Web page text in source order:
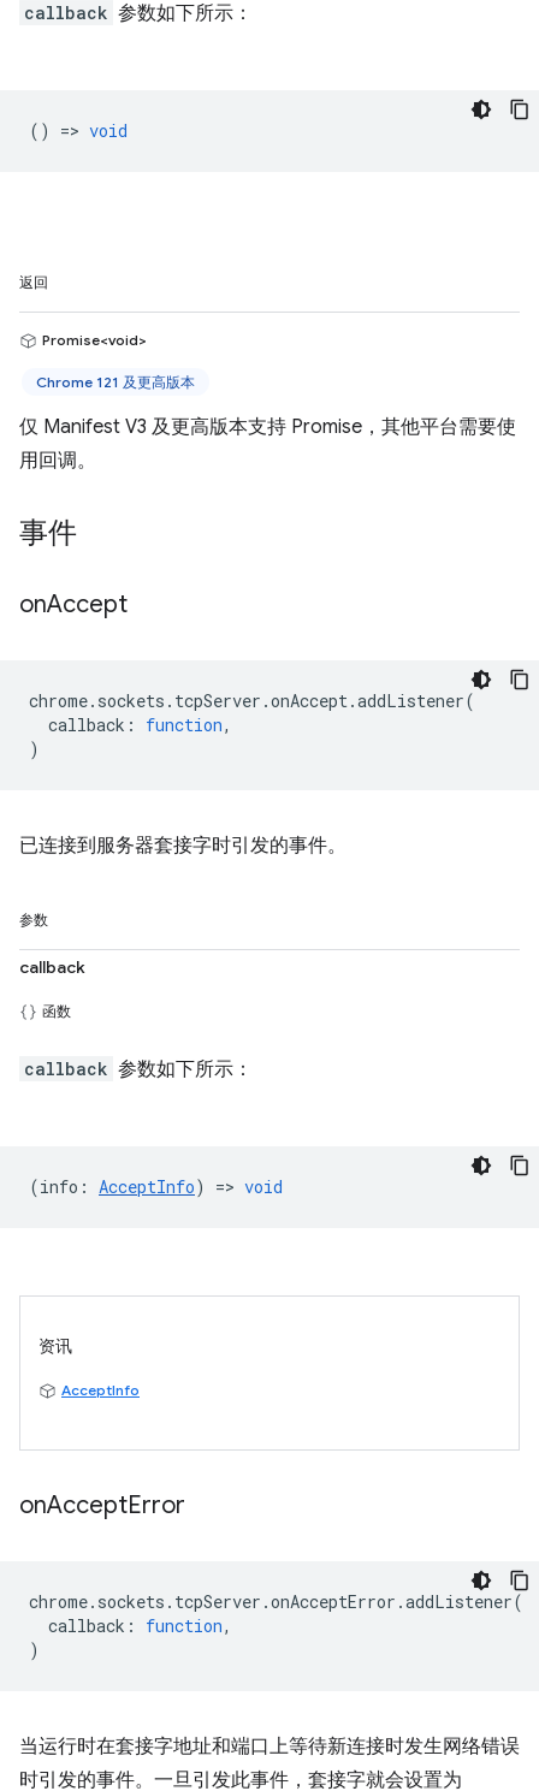
callback 参数如下所示：
() => void
返回
Promise<void>
Chrome 121 及更高版本
仅 Manifest V3 及更高版本支持 Promise，其他平台需要使
用回调。
事件
onAccept
chrome. sockets . tcpServer .onAccept.addListener(
callback : function,
)
已连接到服务器套接字时引发的事件。
参数
callback
函数
callback 参数如下所示：
(info : AcceptInfo) => void
资讯
AcceptInfo
onAcceptError
chrome. sockets . tcpServer .onAcceptError .addListener(
callback : function,
)
当运行时在套接字地址和端口上等待新连接时发生网络错误
时引发的事件。一旦引发此事件，套接字就会设置为